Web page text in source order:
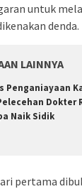
untuk
denda.
LAINNYA
Penganiayaan
Dokter
Naik Sidik
pertama